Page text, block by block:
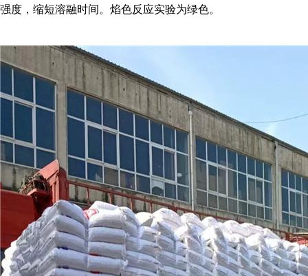
强度，缩短溶融时间。焰色反应实验为绿色。